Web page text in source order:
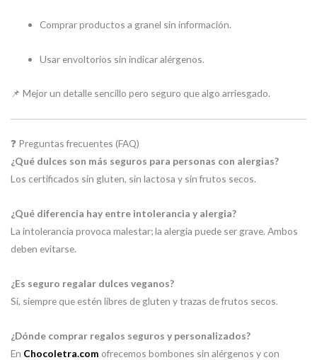
Comprar productos a granel sin información.
Usar envoltorios sin indicar alérgenos.
📌 Mejor un detalle sencillo pero seguro que algo arriesgado.
❓ Preguntas frecuentes (FAQ)
¿Qué dulces son más seguros para personas con alergias?
Los certificados sin gluten, sin lactosa y sin frutos secos.
¿Qué diferencia hay entre intolerancia y alergia?
La intolerancia provoca malestar; la alergia puede ser grave. Ambos
deben evitarse.
¿Es seguro regalar dulces veganos?
Sí, siempre que estén libres de gluten y trazas de frutos secos.
¿Dónde comprar regalos seguros y personalizados?
En Chocoletra.com ofrecemos bombones sin alérgenos y con